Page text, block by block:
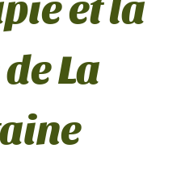
La